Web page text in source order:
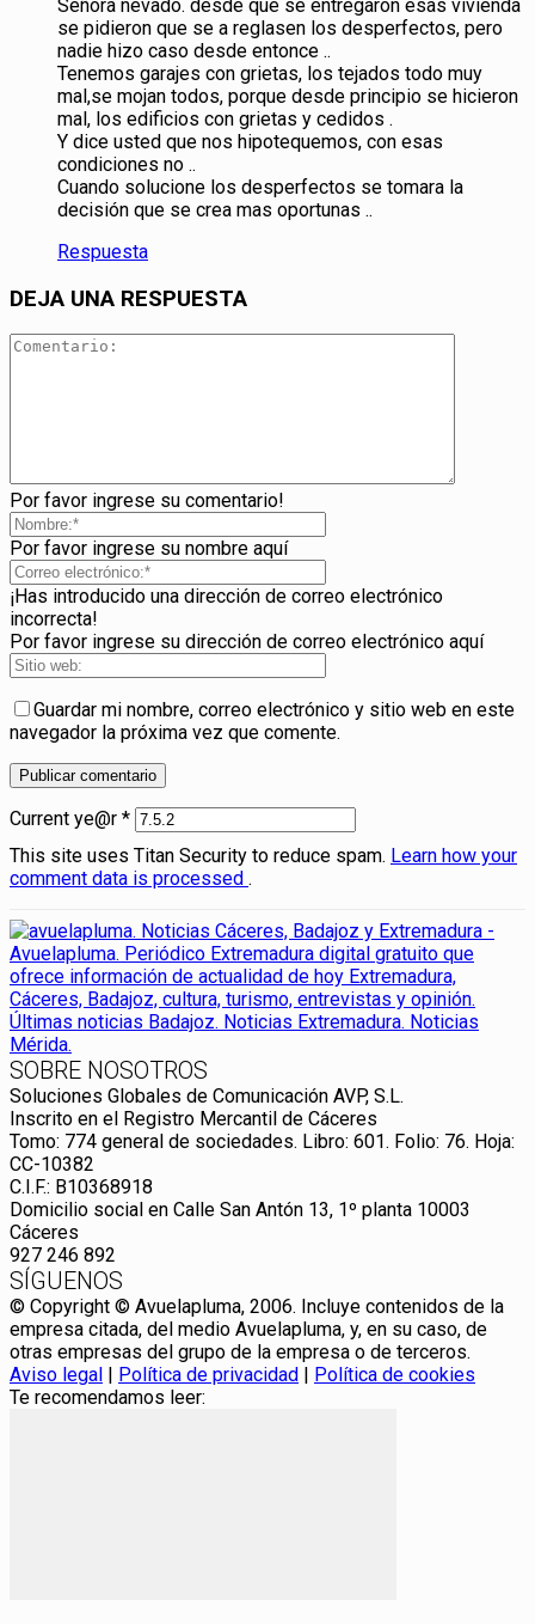
Señora nevado. desde que se entregaron esas vivienda
se pidieron que se a reglasen los desperfectos, pero
nadie hizo caso desde entonce ..
Tenemos garajes con grietas, los tejados todo muy
mal,se mojan todos, porque desde principio se hicieron
mal, los edificios con grietas y cedidos .
Y dice usted que nos hipotequemos, con esas
condiciones no ..
Cuando solucione los desperfectos se tomara la
decisión que se crea mas oportunas ..
Respuesta
DEJA UNA RESPUESTA
Por favor ingrese su comentario!
Por favor ingrese su nombre aquí
¡Has introducido una dirección de correo electrónico
incorrecta!
Por favor ingrese su dirección de correo electrónico aquí
Guardar mi nombre, correo electrónico y sitio web en este
navegador la próxima vez que comente.
Current ye@r *
This site uses Titan Security to reduce spam. Learn how your
comment data is processed .
SOBRE NOSOTROS
Soluciones Globales de Comunicación AVP, S.L.
Inscrito en el Registro Mercantil de Cáceres
Tomo: 774 general de sociedades. Libro: 601. Folio: 76. Hoja:
CC-10382
C.I.F.: B10368918
Domicilio social en Calle San Antón 13, 1º planta 10003
Cáceres
927 246 892
SÍGUENOS
© Copyright © Avuelapluma, 2006. Incluye contenidos de la
empresa citada, del medio Avuelapluma, y, en su caso, de
otras empresas del grupo de la empresa o de terceros.
Aviso legal
Política de privacidad
Política de cookies
Te recomendamos leer: